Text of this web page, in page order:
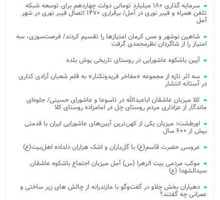
سرمایه گذاری ۱۸۰ میلیارد تومانی دولت چهاردهم برای توسعه شبکه
تلفن همراه و فیبر نوری در آمل/ برقراری ۱۴۷۰ اتصال فیبر نوری در شهر
آمل
شاهین نوشهر و مس کرمان امتیازها را تقسیم کردند/ فرصت‌سوزی، سه
امتیاز را از شاگردان نظرمحمدی گرفت
آیین باشکوه عاشورایی در روستای تاریخی یوش بلده
سه اثر تازه از مجموعه «مفاخر فریدونکنار» به قلم شعبان آزادی کناری
در آستانه انتشار
کلا میزبان عاشقان اباعبدالله در تاسوعا و عاشورای حسینی/ جلوه‌ای
ماندگار از عزاداری مردم روستای چل در امامزاده روستای کلا
اورطشت؛ میزبان یکی از کهن‌ترین آیین‌های عاشورایی ایران با قدمتی
بیش از ۶۰۰ سال
عروسی حضرت قاسم(ع) با گل‌باران و اشک هزاران دلداده اهل‌بیت(ع)
موکب مردمی بیت‌ الزهرا (س) آمل میزبان اجتماع باشکوه عاشقان
سیدالشهدا (ع)
دهیاران بخش چلاو در گفت‌وگو با مازندرانه از چالش های زیر ساختی و
عمرانی چه گفتند؟